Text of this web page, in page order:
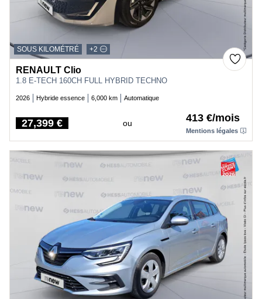
SOUS KILOMÉTRÉ +2
RENAULT Clio
1.8 E-TECH 160CH FULL HYBRID TECHNO
2026 Hybride essence 6,000 km Automatique
Price
27,399 € ou 413 €/mois
Mentions légales